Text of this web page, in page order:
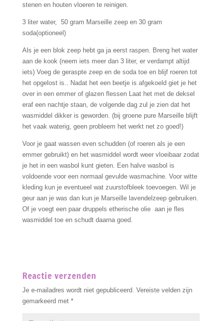
stenen en houten vloeren te reinigen.
3 liter water, 50 gram Marseille zeep en 30 gram
soda(optioneel)
Als je een blok zeep hebt ga ja eerst raspen. Breng het water
aan de kook (neem iets meer dan 3 liter, er verdampt altijd
iets) Voeg de geraspte zeep en de soda toe en blijf roeren tot
het opgelost is.. Nadat het een beetje is afgekoeld giet je het
over in een emmer of glazen flessen Laat het met de deksel
eraf een nachtje staan, de volgende dag zul je zien dat het
wasmiddel dikker is geworden. (bij groene pure Marseille blijft
het vaak waterig, geen probleem het werkt net zo goed!)
Voor je gaat wassen even schudden (of roeren als je een
emmer gebruikt) en het wasmiddel wordt weer vloeibaar zodat
je het in een wasbol kunt gieten. Een halve wasbol is
voldoende voor een normaal gevulde wasmachine. Voor witte
kleding kun je eventueel wat zuurstofbleek toevoegen. Wil je
geur aan je was dan kun je Marseille lavendelzeep gebruiken.
Of je voegt een paar druppels etherische olie aan je fles
wasmiddel toe en schudt daarna goed.
Reactie verzenden
Je e-mailadres wordt niet gepubliceerd. Vereiste velden zijn
gemarkeerd met *